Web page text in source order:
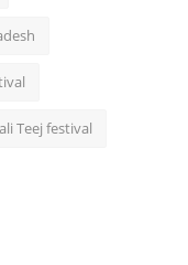
Teej festival